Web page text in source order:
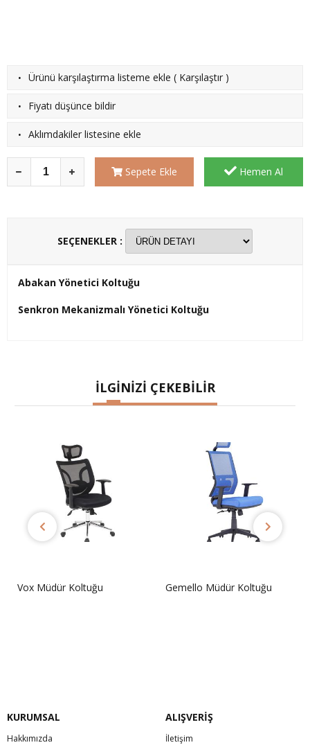
· Ürünü karşılaştırma listeme ekle ( Karşılaştır )
· Fiyatı düşünce bildir
· Aklımdakiler listesine ekle
Sepete Ekle Hemen Al
SEÇENEKLER :
Abakan Yönetici Koltuğu
Senkron Mekanizmalı Yönetici Koltuğu
İLGİNİZİ ÇEKEBİLİR
Vox Müdür Koltuğu Gemello Müdür Koltuğu
KURUMSAL
Hakkımızda
ALIŞVERİŞ
İletişim